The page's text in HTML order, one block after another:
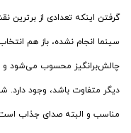
گرفتن اینکه تعدادی از
سینما انجام نشده، باز هم
چالش‌برانگیز محسوب می‌شود و
دیگر متفاوت باشد، وجود
مناسب و البته صدای جذاب است